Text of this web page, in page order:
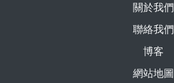
關於我們
聯絡我們
博客
網站地圖